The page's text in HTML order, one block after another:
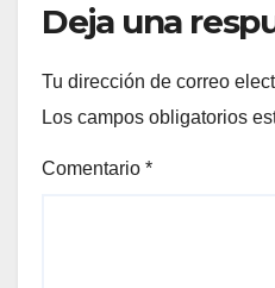
Deja una
Tu dirección de correo
Los campos obligatorios
Comentario *